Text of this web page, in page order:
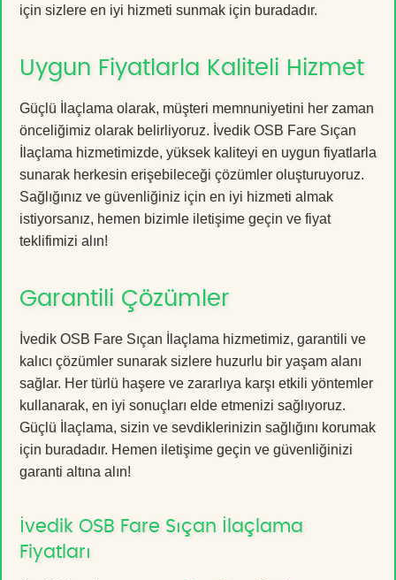
için sizlere en iyi hizmeti sunmak için buradadır.
Uygun Fiyatlarla Kaliteli Hizmet
Güçlü İlaçlama olarak, müşteri memnuniyetini her zaman
önceliğimiz olarak belirliyoruz. İvedik OSB Fare Sıçan
İlaçlama hizmetimizde, yüksek kaliteyi en uygun fiyatlarla
sunarak herkesin erişebileceği çözümler oluşturuyoruz.
Sağlığınız ve güvenliğiniz için en iyi hizmeti almak
istiyorsanız, hemen bizimle iletişime geçin ve fiyat
teklifimizi alın!
Garantili Çözümler
İvedik OSB Fare Sıçan İlaçlama hizmetimiz, garantili ve
kalıcı çözümler sunarak sizlere huzurlu bir yaşam alanı
sağlar. Her türlü haşere ve zararlıya karşı etkili yöntemler
kullanarak, en iyi sonuçları elde etmenizi sağlıyoruz.
Güçlü İlaçlama, sizin ve sevdiklerinizin sağlığını korumak
için buradadır. Hemen iletişime geçin ve güvenliğinizi
garanti altına alın!
İvedik OSB Fare Sıçan İlaçlama
Fiyatları